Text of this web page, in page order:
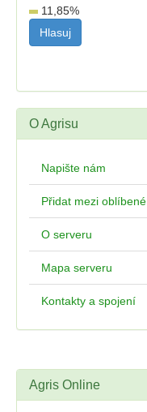
11,85%
O Agrisu
Napište nám
Přidat mezi oblíbené
O serveru
Mapa serveru
Kontakty a spojení
Agris Online